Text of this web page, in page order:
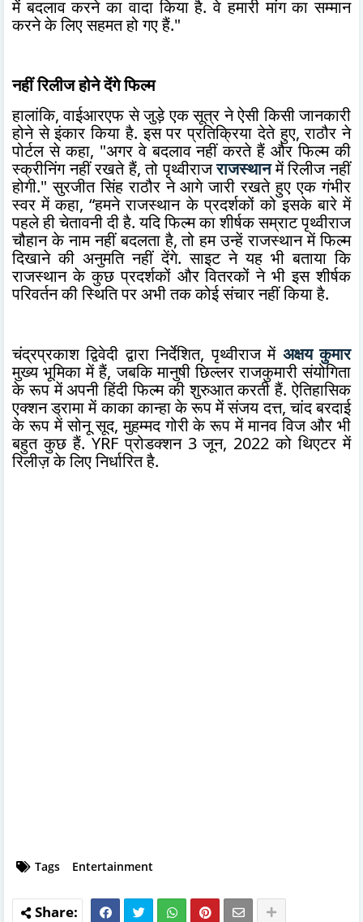
में बदलाव करने का वादा किया है. वे हमारी मांग का सम्मान
करने के लिए सहमत हो गए हैं."
नहीं रिलीज होने देंगे फिल्म
हालांकि, वाईआरएफ से जुड़े एक सूत्र ने ऐसी किसी जानकारी
होने से इंकार किया है. इस पर प्रतिक्रिया देते हुए, राठौर ने
पोर्टल से कहा, "अगर वे बदलाव नहीं करते हैं और फिल्म की
स्क्रीनिंग नहीं रखते हैं, तो पृथ्वीराजराजस्थानमें रिलीज नहीं
होगी." सुरजीत सिंह राठौर ने आगे जारी रखते हुए एक गंभीर
स्वर में कहा, “हमने राजस्थान के प्रदर्शकों को इसके बारे में
पहले ही चेतावनी दी है. यदि फिल्म का शीर्षक सम्राट पृथ्वीराज
चौहान के नाम नहीं बदलता है, तो हम उन्हें राजस्थान में फिल्म
दिखाने की अनुमति नहीं देंगे. साइट ने यह भी बताया कि
राजस्थान के कुछ प्रदर्शकों और वितरकों ने भी इस शीर्षक
परिवर्तन की स्थिति पर अभी तक कोई संचार नहीं किया है.
चंद्रप्रकाश द्विवेदी द्वारा निर्देशित, पृथ्वीराज में अक्षय कुमार
मुख्य भूमिका में हैं, जबकि मानुषी छिल्लर राजकुमारी संयोगिता
के रूप में अपनी हिंदी फिल्म की शुरुआत करती हैं. ऐतिहासिक
एक्शन ड्रामा में काका कान्हा के रूप में संजय दत्त, चांद बरदाई
के रूप में सोनू सूद, मुहम्मद गोरी के रूप में मानव विज और भी
बहुत कुछ हैं. YRF प्रोडक्शन 3 जून, 2022 को थिएटर में
रिलीज़ के लिए निर्धारित है.
Tags Entertainment